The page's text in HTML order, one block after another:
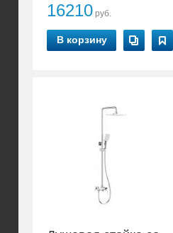
16210 руб.
В корзину